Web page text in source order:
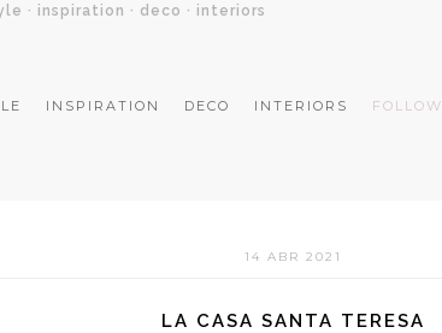
· inspiration · deco · interiors
INSPIRATION DECO INTERIORS FOLLOW
14 ABR 2021
LA CASA SANTA TERESA